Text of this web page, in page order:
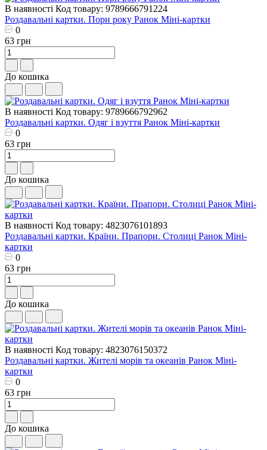
В наявності Код товару: 9789666791224
Роздавальні картки. Пори року Ранок Міні-картки
0
63 грн
До кошика
В наявності Код товару: 9789666792962
Роздавальні картки. Одяг і взуття Ранок Міні-картки
0
63 грн
До кошика
В наявності Код товару: 4823076101893
Роздавальні картки. Країни. Прапори. Столиці Ранок Міні-
картки
0
63 грн
До кошика
В наявності Код товару: 4823076150372
Роздавальні картки. Жителі морів та океанів Ранок Міні-
картки
0
63 грн
До кошика